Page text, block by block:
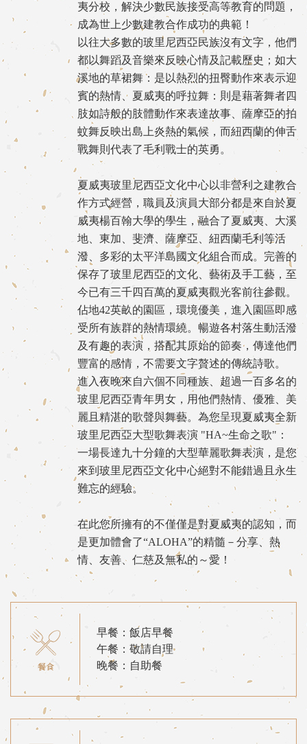
夷分校，解決少數民族接受高等教育的問題，
成為世上少數建教合作成功的典範！
以往大多數的玻里尼西亞民族沒有文字，他們
都以舞蹈及音樂來反映心情及記載歷史；如大
溪地的草裙舞：是以熱烈的扭臀動作來表示迎
賓的熱情、夏威夷的呼拉舞：則是藉著舞者四
肢如詩般的肢體動作來表達故事、薩摩亞的拍
蚊舞反映出島上炎熱的氣候，而紐西蘭的伸舌
戰舞則代表了毛利戰士的英勇。
夏威夷玻里尼西亞文化中心以非營利之建教合
作方式經營，職員及演員大部分都是來自於夏
威夷楊百翰大學的學生，融合了夏威夷、大溪
地、東加、斐濟、薩摩亞、紐西蘭毛利等活
潑、多彩的太平洋島國文化組合而成。完善的
保存了玻里尼西亞的文化、藝術及手工藝，至
今已有三千四百萬的夏威夷觀光客前往參觀。
佔地42英畝的園區，環境優美，進入園區即感
受所有族群的熱情環繞。暢遊各村落生動活潑
及有趣的表演，搭配其原始的節奏，傳達他們
豐富的感情，不需要文字贅述的傳統詩歌。
進入夜晚來自六個不同種族、超過一百多名的
玻里尼西亞青年男女，用他們熱情、優雅、美
麗且精湛的歌聲與舞藝。為您呈現夏威夷全新
玻里尼西亞大型歌舞表演 "HA~生命之歌"：
一場長達九十分鐘的大型華麗歌舞表演，是您
來到玻里尼西亞文化中心絕對不能錯過且永生
難忘的經驗。
在此您所擁有的不僅僅是對夏威夷的認知，而
是更加體會了“ALOHA”的精髓－分享、熱
情、友善、仁慈及無私的～愛！
早餐：飯店早餐
午餐：敬請自理
晚餐：自助餐